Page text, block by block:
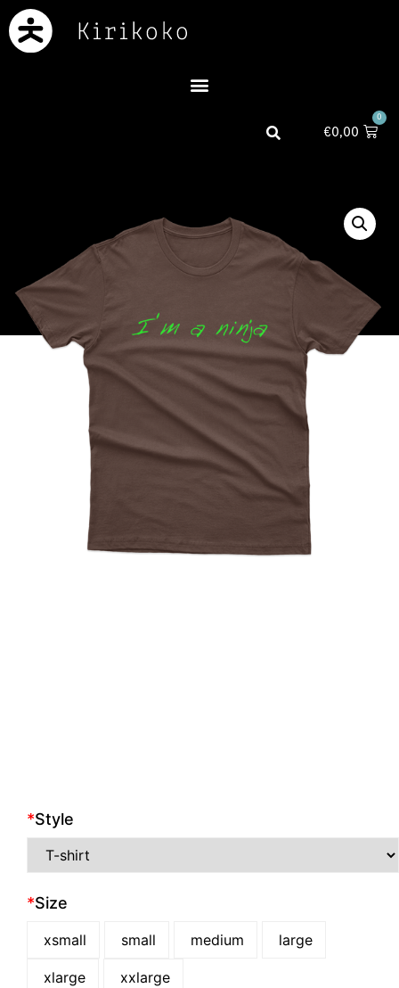
€0,00
0
*Style
*Size
xsmall small medium large
xlarge xxlarge